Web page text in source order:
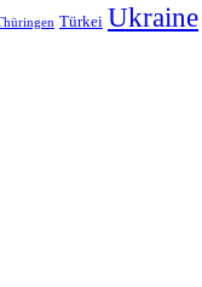
Türkei Ukraine